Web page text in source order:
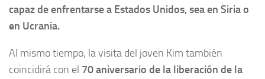
capaz de enfrentarse a Estados Unidos, sea en Siria o
en Ucrania.
Al mismo tiempo, la visita del joven Kim también
coincidirá con el 70 aniversario de la liberación de la